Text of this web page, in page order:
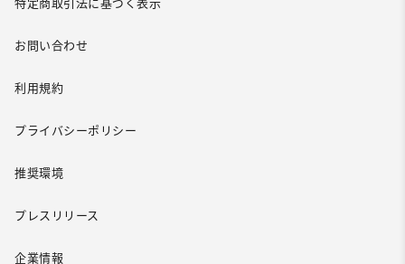
特定商取引法に基づく表示
お問い合わせ
利用規約
プライバシーポリシー
推奨環境
プレスリリース
企業情報